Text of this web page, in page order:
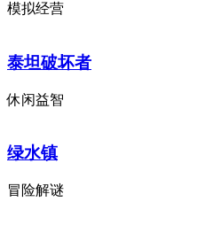
模拟经营
泰坦破坏者
休闲益智
绿水镇
冒险解谜